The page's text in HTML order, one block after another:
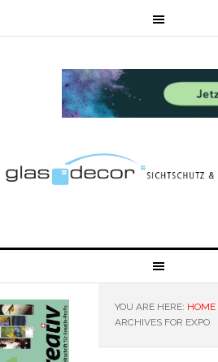
YOU ARE HERE: HOME
ARCHIVES FOR EXPO